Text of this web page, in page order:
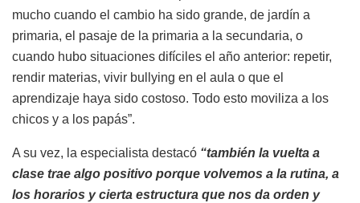
mucho cuando el cambio ha sido grande, de jardín a
primaria, el pasaje de la primaria a la secundaria, o
cuando hubo situaciones difíciles el año anterior: repetir,
rendir materias, vivir bullying en el aula o que el
aprendizaje haya sido costoso. Todo esto moviliza a los
chicos y a los papás”.
A su vez, la especialista destacó “también la vuelta a
clase trae algo positivo porque volvemos a la rutina, a
los horarios y cierta estructura que nos da orden y